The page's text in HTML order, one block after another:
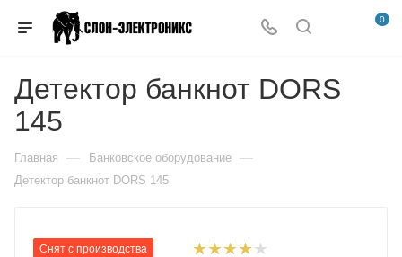
0
Детектор банкнот DORS
145
Главная — Банковское оборудование —
Детектор банкнот DORS 145
Снят с производства